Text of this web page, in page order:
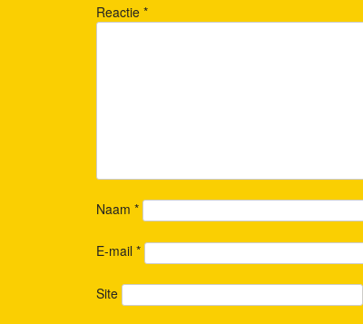
Reactie *
Naam *
E-mail *
Site